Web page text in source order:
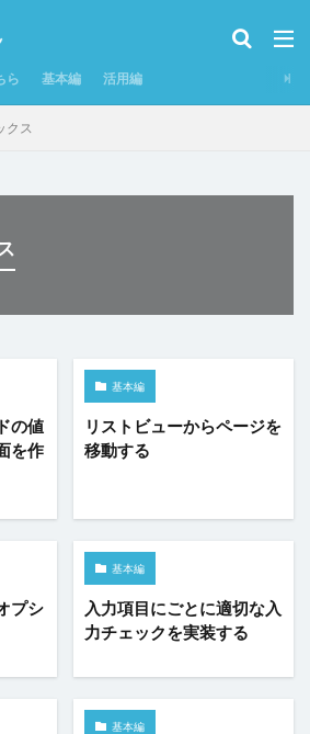
ら 基本編 活用編
クス
の値
を作
基本編
リストビューからページを
移動する
プシ
基本編
入力項目にごとに適切な入
力チェックを実装する
基本編
タブにページを表示
カスタムセル
ファイルの取得
ァイルへのアップロード
グラフ
ベント
コマンド
サーバーサイドコマンドの呼び出し
スクロール
セルの名前定義
セルの自動結合
セルの表示/非表示
ループ
ツールチップ
データの入力規則
テーブル